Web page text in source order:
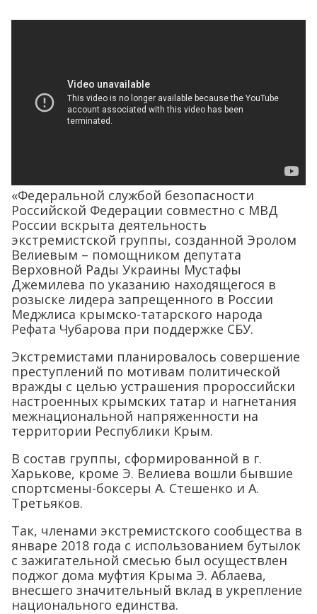
«Федеральной службой безопасности
Российской Федерации совместно с МВД
России вскрыта деятельность
экстремистской группы, созданной Эролом
Велиевым – помощником депутата
Верховной Рады Украины Мустафы
Джемилева по указанию находящегося в
розыске лидера запрещенного в России
Меджлиса крымско-татарского народа
Рефата Чубарова при поддержке СБУ.
Экстремистами планировалось совершение
преступлений по мотивам политической
вражды с целью устрашения пророссийски
настроенных крымских татар и нагнетания
межнациональной напряженности на
территории Республики Крым.
В состав группы, сформированной в г.
Харькове, кроме Э. Велиева вошли бывшие
спортсмены-боксеры А. Стешенко и А.
Третьяков.
Так, членами экстремистского сообщества в
январе 2018 года с использованием бутылок
с зажигательной смесью был осуществлен
поджог дома муфтия Крыма Э. Аблаева,
внесшего значительный вклад в укрепление
национального единства.